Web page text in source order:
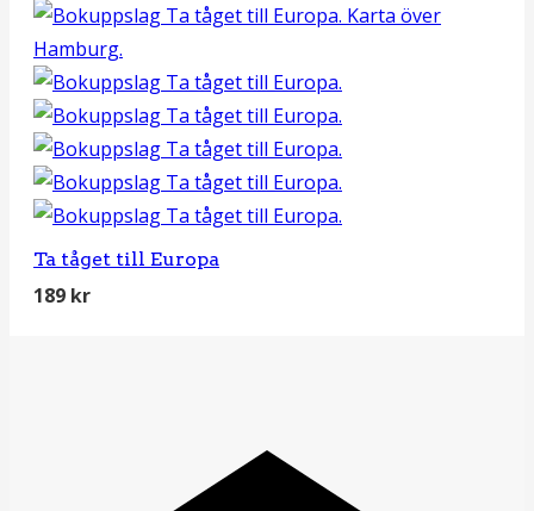
Ta tåget till Europa
189 kr